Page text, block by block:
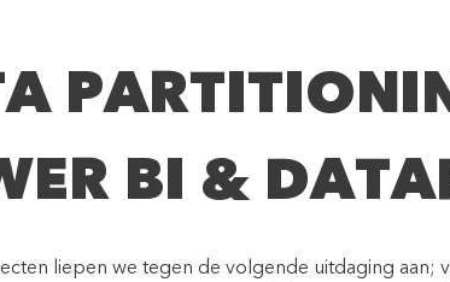
BI &
liepen we tegen de volgende uitdaging aan;